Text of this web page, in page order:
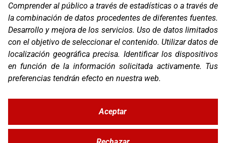
Contacto
FAQ
Canal Ético
Zona Clientes
Síguenos
© Copyright 2026 Corver.es Mapa Web
Comprender al público a través de estadísticas o a través de
la combinación de datos procedentes de diferentes fuentes.
Desarrollo y mejora de los servicios.Uso de datos limitados
con el objetivo de seleccionar el contenido. Utilizar datos de
localización geográfica precisa. Identificar los dispositivos
en función de la información solicitada activamente. Tus
preferencias tendrán efecto en nuestra web.
Aceptar